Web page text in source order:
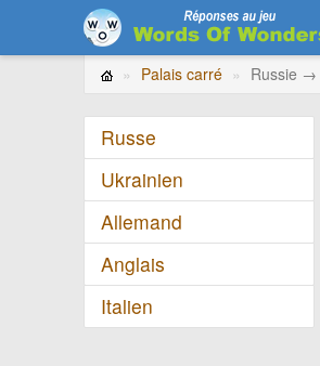
Palais carré Russie →
Russe
Ukrainien
Allemand
Anglais
Italien